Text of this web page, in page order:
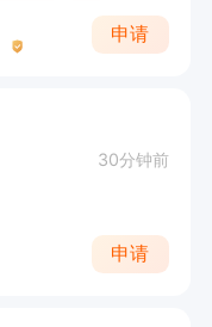
申请
30分钟前
申请